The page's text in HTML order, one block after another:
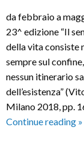
da febbraio a
23^ edizione “Il
della vita consiste
sempre sul
nessun itinerario
dell’esistenza”
Milano 2018, pp.
Continue reading »